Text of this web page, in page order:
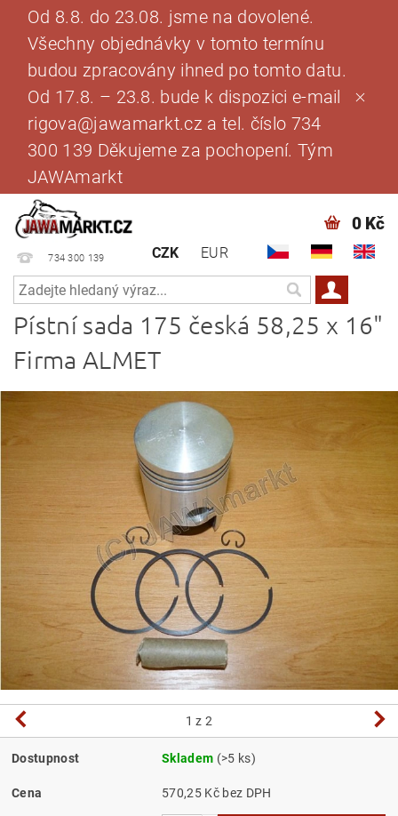
Od 8.8. do 23.08. jsme na dovolené.
Všechny objednávky v tomto termínu
budou zpracovány ihned po tomto datu.
Od 17.8. – 23.8. bude k dispozici e-mail
rigova@jawamarkt.cz a tel. číslo 734
300 139 Děkujeme za pochopení. Tým
JAWAmarkt
734 300 139 CZK EUR
0 Kč
Pístní sada 175 česká 58,25 x 16"
Firma ALMET
1 z 2
Dostupnost Skladem (>5 ks)
Cena 570,25 Kč bez DPH